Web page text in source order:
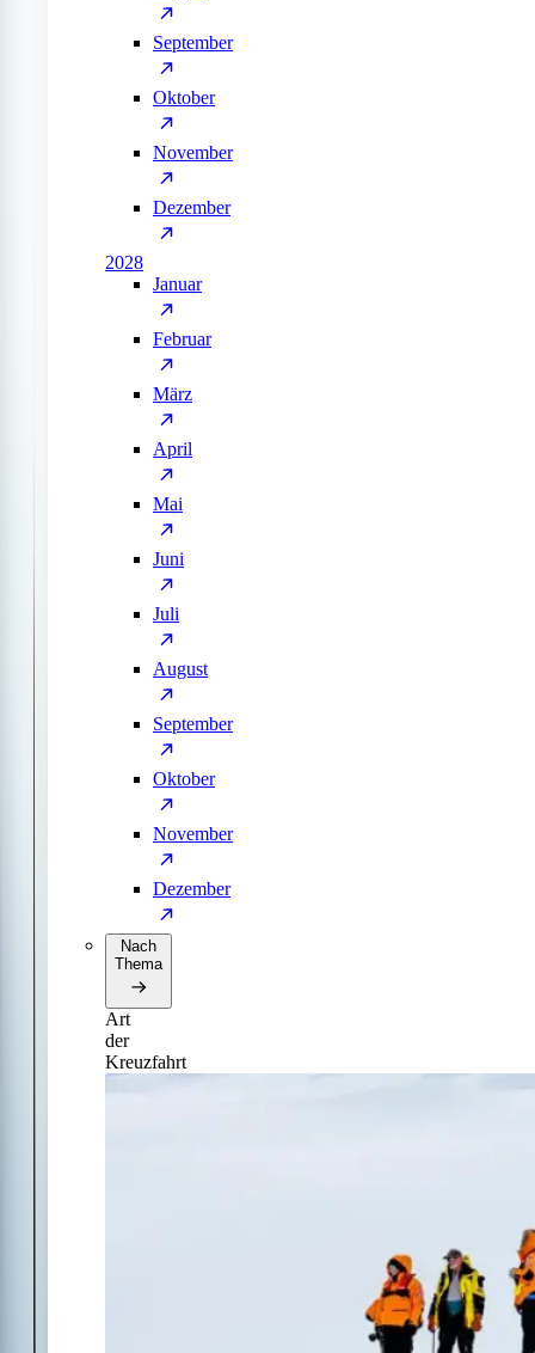
September
Oktober
November
Dezember
2028
Januar
Februar
März
April
Mai
Juni
Juli
August
September
Oktober
November
Dezember
Nach
Thema
Art
der
Kreuzfahrt